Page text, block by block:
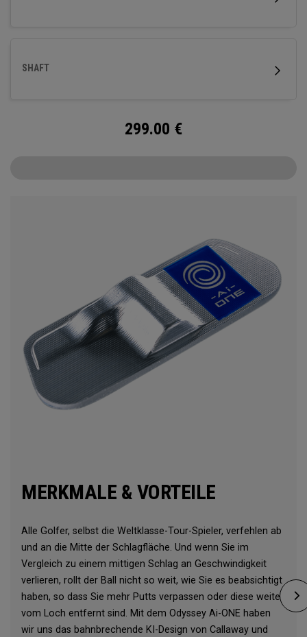
Schlagfläche sowie unseren neuen SL 90 Stroke Lab
SHAFT
299.00 €
MERKMALE & VORTEILE
Alle Golfer, selbst die Weltklasse-Tour-Spieler, verfehlen ab
und an die Mitte der Schlagfläche. Und wenn Sie im
Vergleich zu einem mittigen Schlag an Geschwindigkeit
verlieren, rollt der Ball nicht so weit, wie Sie es beabsichtigt
haben, so dass Sie mehr Putts verpassen oder diese weiter
vom Loch entfernt sind. Mit dem Odyssey Ai-ONE haben
wir uns das bahnbrechende KI-Design von Callaway und